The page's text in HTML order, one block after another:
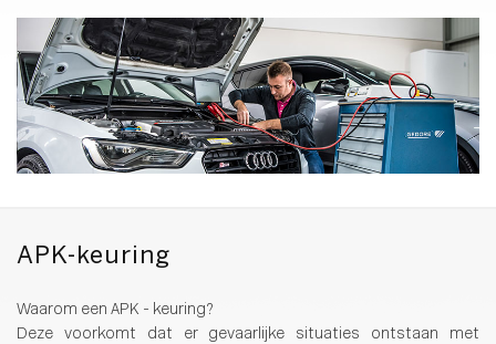
APK-keuring
Waarom een APK - keuring?
Deze voorkomt dat er gevaarlijke situaties ontstaan met